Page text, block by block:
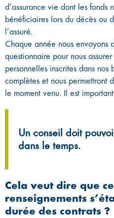
d’assurance vie dont les fonds
bénéficiaires lors du décès ou
l’assuré.
Chaque année nous envoyons
questionnaire pour nous
personnelles inscrites dans nos
complètes et nous permettront
le moment venu. Il est
Un conseil doit
dans le temps.
Cela veut dire que
renseignements
durée des contrats ?